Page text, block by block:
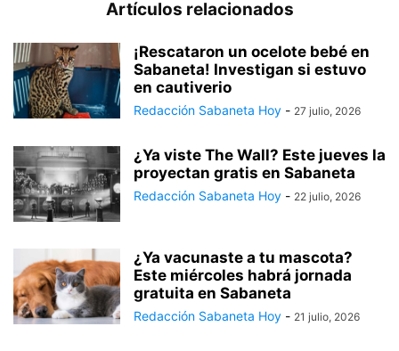
Artículos relacionados
¡Rescataron un ocelote bebé en
Sabaneta! Investigan si estuvo
en cautiverio
Redacción Sabaneta Hoy - 27 julio, 2026
¿Ya viste The Wall? Este jueves la
proyectan gratis en Sabaneta
Redacción Sabaneta Hoy - 22 julio, 2026
¿Ya vacunaste a tu mascota?
Este miércoles habrá jornada
gratuita en Sabaneta
Redacción Sabaneta Hoy - 21 julio, 2026